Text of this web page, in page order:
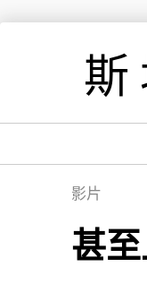
影片
甚